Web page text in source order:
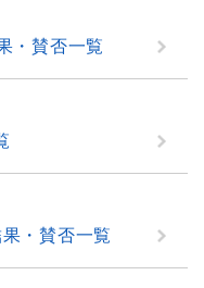
・賛否一覧
・賛否一覧